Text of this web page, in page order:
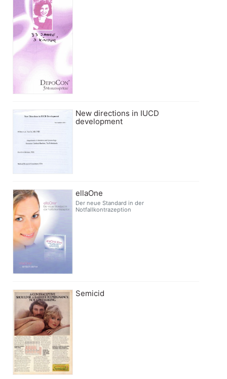
New directions in IUCD
development
ellaOne
Der neue Standard in der
Notfallkontrazeption
Semicid